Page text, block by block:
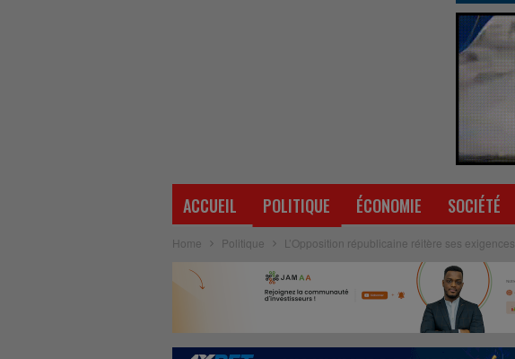
ACCUEIL POLITIQUE ÉCONOMIE SOCIÉTÉ
Home Politique L’Opposition républicaine réitère ses exigences